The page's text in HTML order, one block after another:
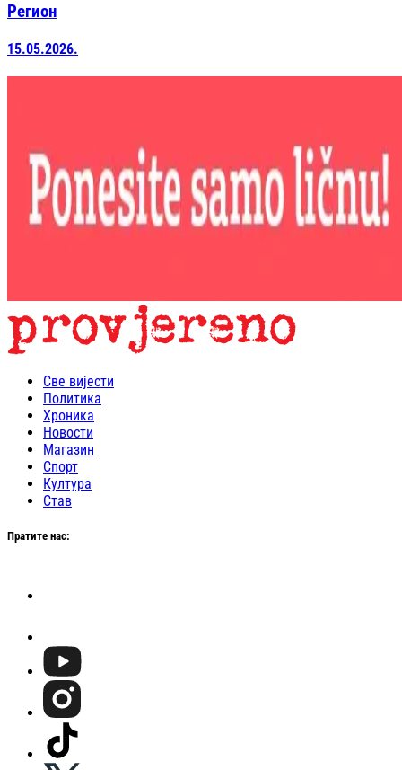
Регион
15.05.2026.
Све вијести
Политика
Хроника
Новости
Магазин
Спорт
Култура
Став
Пратите нас: